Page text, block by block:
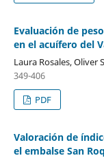
Evaluación de
en el acuífero del
Laura Rosales, Oliver
349-406
PDF
Valoración de
el embalse San